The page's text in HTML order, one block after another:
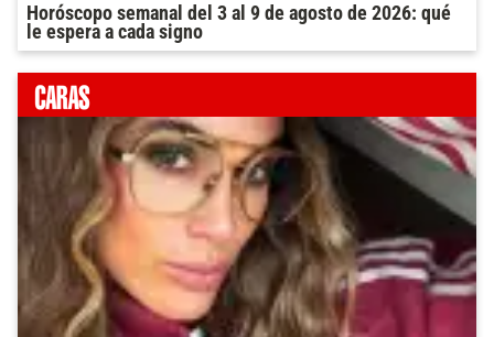
Horóscopo semanal del 3 al 9 de agosto de 2026: qué
le espera a cada signo